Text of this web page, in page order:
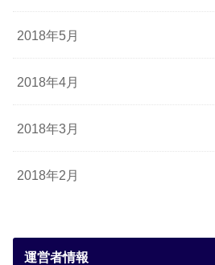
2018年5月
2018年4月
2018年3月
2018年2月
運営者情報